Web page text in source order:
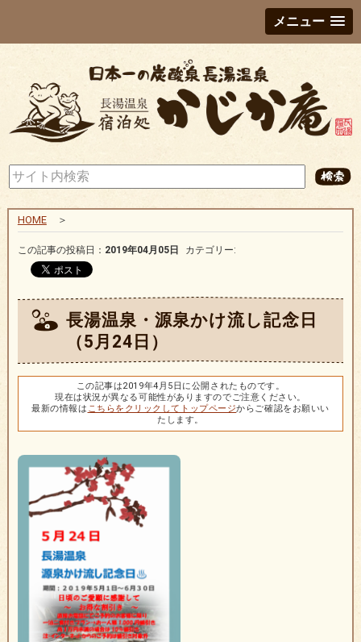
メニュー
HOME＞
この記事の投稿日： 2019年04月05日 カテゴリー:
長湯温泉・源泉かけ流し記念日
（5月24日）
この記事は2019年4月5日に公開されたものです。
現在は状況が異なる可能性がありますのでご注意ください。
最新の情報は こちらをクリックしてトップページからご確認をお願いい
たします。